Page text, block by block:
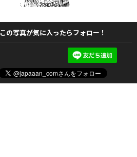
この写真が気に入ったらフォロー！